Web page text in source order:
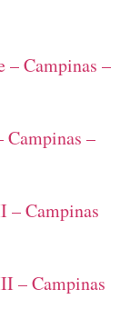
– Campinas –
–
– Campinas
– Campinas